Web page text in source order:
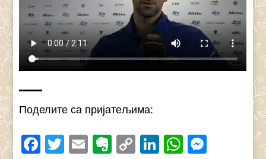
Поделите са пријатељима:
Facebook
Twitter
EmailEvernote
CopyLinkedIn